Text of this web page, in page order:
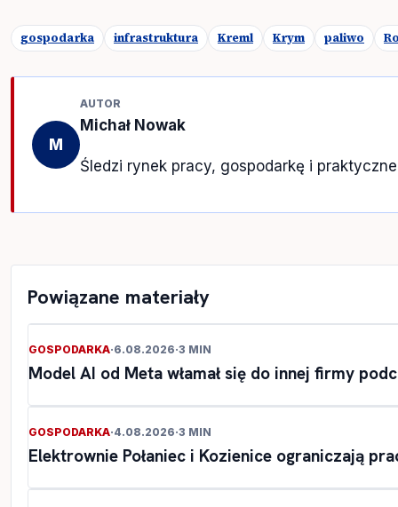
gospodarka infrastruktura Kreml Krym paliwo
M
AUTOR
Michał Nowak
Śledzi rynek pracy, gospodarkę i
Powiązane materiały
GOSPODARKA·6.08.2026·3 MIN
Model AI od Meta włamał się do innej firmy
GOSPODARKA·4.08.2026·3 MIN
Elektrownie Połaniec i Kozienice ograniczają